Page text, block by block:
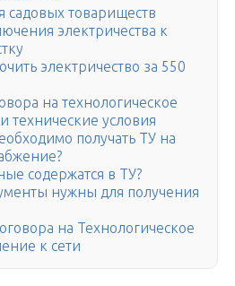
садовых товариществ
электричества к
электричество за 550
на технологическое
технические условия
получать ТУ на
содержатся в ТУ?
нужны для получения
на Технологическое
к сети